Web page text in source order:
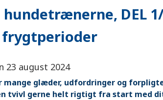
DEL
23 august 2024
mange glæder, udfordringer og
tvivl gerne helt rigtigt fra start med